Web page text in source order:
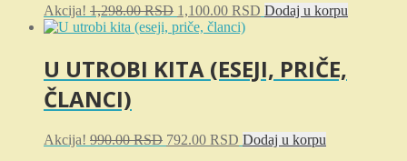
Akcija! 1,298.00RSD Originalna
cena
bila:
1,298.00 RSD.
1,100.00 RSD Trenutna
1,100.00 RSD.
Dodaj u korpu
U UTROBI KITA (ESEJI, PRIČE,
ČLANCI)
Akcija! 990.00RSD Originalna
792.00 RSD Trenutna
Dodaj u korpu